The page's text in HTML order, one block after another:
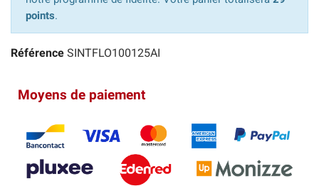
points.
Référence SINTFLO100125AI
Moyens de paiement